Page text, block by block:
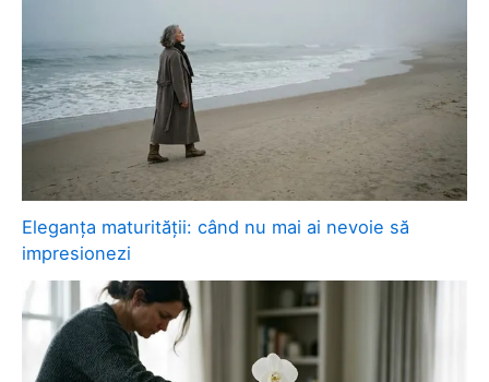
Eleganța maturității: când nu mai ai nevoie să
impresionezi